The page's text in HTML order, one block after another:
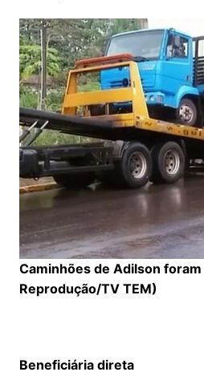
Caminhões de Adilson
Reprodução/TV TEM)
Beneficiária direta